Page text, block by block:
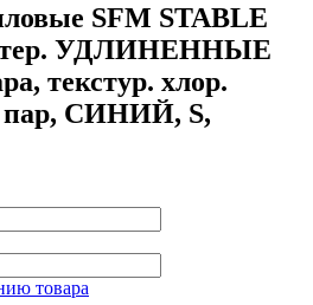
SFM STABLE
УДЛИНЕННЫЕ
текстур. хлор.
пар, СИНИЙ, S,
товара